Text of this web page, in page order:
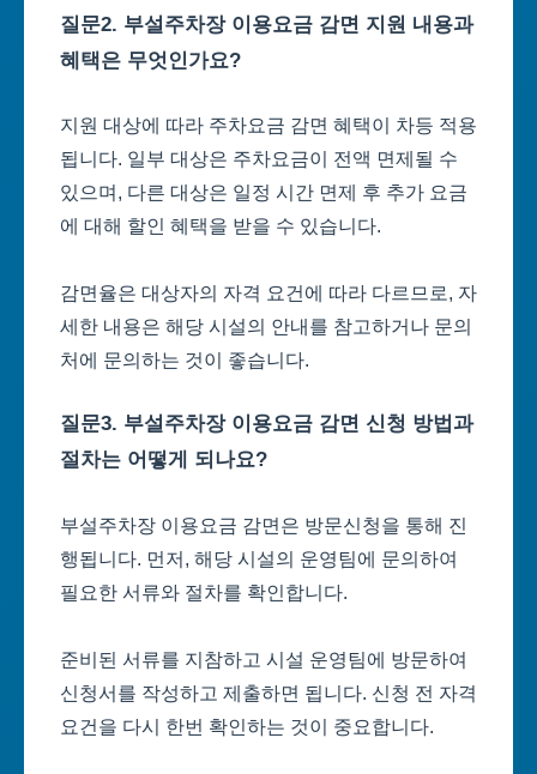
질문2. 부설주차장 이용요금 감면 지원 내용과
혜택은 무엇인가요?
지원 대상에 따라 주차요금 감면 혜택이 차등 적용
됩니다. 일부 대상은 주차요금이 전액 면제될 수
있으며, 다른 대상은 일정 시간 면제 후 추가 요금
에 대해 할인 혜택을 받을 수 있습니다.
감면율은 대상자의 자격 요건에 따라 다르므로, 자
세한 내용은 해당 시설의 안내를 참고하거나 문의
처에 문의하는 것이 좋습니다.
질문3. 부설주차장 이용요금 감면 신청 방법과
절차는 어떻게 되나요?
부설주차장 이용요금 감면은 방문신청을 통해 진
행됩니다. 먼저, 해당 시설의 운영팀에 문의하여
필요한 서류와 절차를 확인합니다.
준비된 서류를 지참하고 시설 운영팀에 방문하여
신청서를 작성하고 제출하면 됩니다. 신청 전 자격
요건을 다시 한번 확인하는 것이 중요합니다.